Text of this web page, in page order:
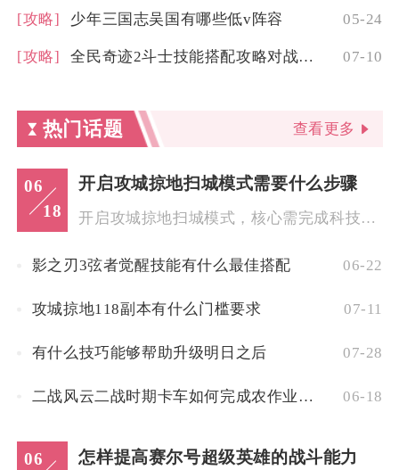
[攻略] 少年三国志吴国有哪些低v阵容 05-24
[攻略] 全民奇迹2斗士技能搭配攻略对战斗力的影响如何 07-10
热门话题 查看更多
06
18
开启攻城掠地扫城模式需要什么步骤
开启攻城掠地扫城模式，核心需完成科技解锁、地图选敌、血战入口...
影之刃3弦者觉醒技能有什么最佳搭配 06-22
攻城掠地118副本有什么门槛要求 07-11
有什么技巧能够帮助升级明日之后 07-28
二战风云二战时期卡车如何完成农作业任务 06-18
06
怎样提高赛尔号超级英雄的战斗能力